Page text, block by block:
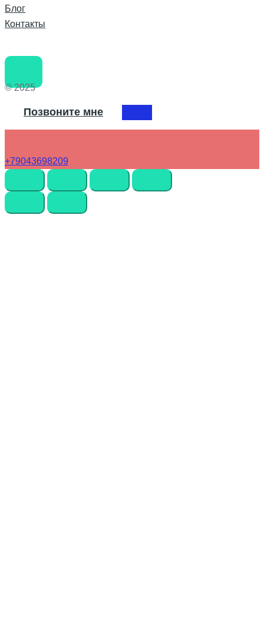
Блог
Контакты
© 2025
Позвоните мне
+79043698209